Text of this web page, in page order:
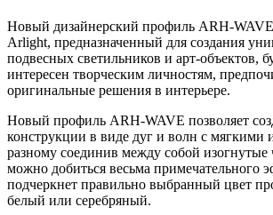
Новый дизайнерский профиль ARH-
Arlight, предназначенный для создания
подвесных светильников и арт-объектов,
интересен творческим личностям,
оригинальные решения в интерьере.
Новый профиль ARH-WAVE позволяет
конструкции в виде дуг и волн с мягкими
разному соединив между собой изогнутые
можно добиться весьма примечательного
подчеркнет правильно выбранный цвет
белый или серебряный.